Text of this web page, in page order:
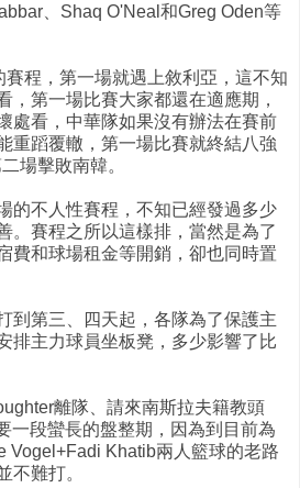
、Shaq O'Neal和Greg Oden等
程，第一場就遇上敘利亞，這不知
，第一場比賽大家都還在適應期，
處看，中華隊如果沒有辦法在賽前
重蹈覆轍，第一場比賽就終結八強
場擊敗南韓。
的不人性賽程，不知已經發過多少
。賽程之所以這樣排，當然是為了
費和球場租金等開銷，卻也同時置
到第三、四天起，各隊為了保護主
排主力球員坐板凳，多少影響了比
離隊、請來南斯拉夫籍教頭
一段蠻長的盤整期，因為到目前為
Vogel+Fadi Khatib兩人籃球的老路
不難打。